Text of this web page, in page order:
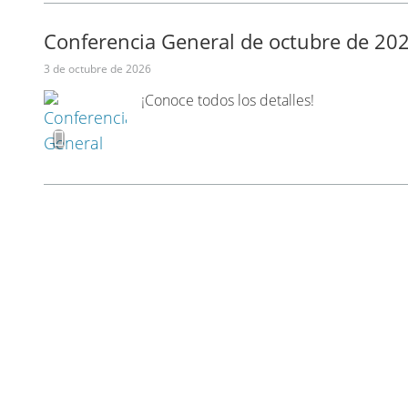
Conferencia General de octubre de
3 de octubre de 2026
¡Conoce todos los detalles!